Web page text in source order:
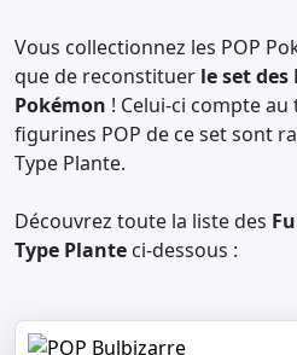
Vous collectionnez les POP
que de reconstituer le set des
Pokémon ! Celui-ci compte au
figurines POP de ce set sont
Type Plante.
Découvrez toute la liste des
Type Plante ci-dessous :